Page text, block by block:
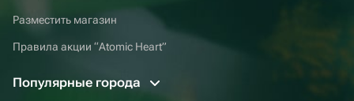
Разместить магазин
Правила акции “Atomic Heart”
Популярные города